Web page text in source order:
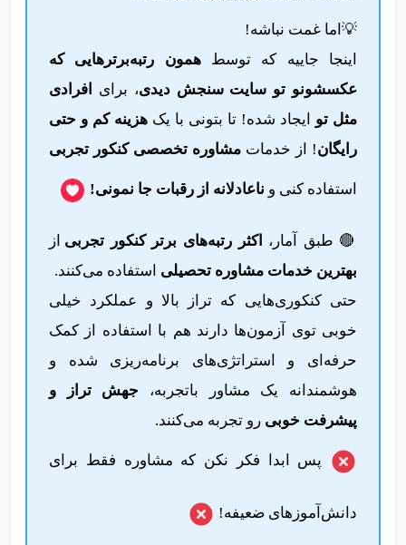
💡اما غمت نباشه!
اینجا جاییه که توسطهمون رتبه‌برترهایی که
عکسشونو تو سایت سنجش دیدی، برای افرادی
مثل تو ایجاد شده! تا بتونی با یک هزینه کم و حتی
رایگان! از خدمات مشاوره تخصصی کنکور تجربی
استفاده کنی و ناعادلانه از رقبات جا نمونی!
🔴 طبق آمار، اکثر رتبه‌های برتر کنکور تجربی از
بهترین خدمات مشاوره تحصیلی استفاده می‌کنند.
حتی کنکوری‌هایی که تراز بالا و عملکرد خیلی
خوبی توی آزمون‌ها دارند هم با استفاده از کمک
حرفه‌ای و استراتژی‌های برنامه‌ریزی شده و
هوشمندانه یک مشاور باتجربه، جهش تراز و
پیشرفت خوبی رو تجربه می‌کنند.
پس ابدا فکر نکن که مشاوره فقط برای
دانش‌آموزهای ضعیفه!